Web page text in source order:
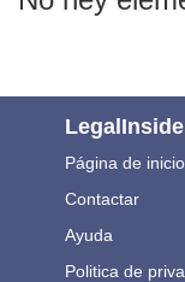
LegalInside
Página de inicio
Contactar
Ayuda
Politica de